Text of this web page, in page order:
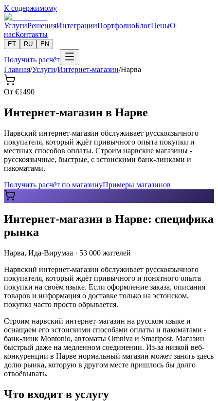
К содержимому
УслугиРешенияИнтеграцииПортфолиоБлогЦеныО
насКонтакты
ET RU EN
Получить расчёт
Главная/Услуги/Интернет-магазин/Нарва
От €1490
Интернет-магазин в Нарве
Нарвский интернет-магазин обслуживает русскоязычного
покупателя, который ждёт привычного опыта покупки и
местных способов оплаты. Строим нарвские магазины -
русскоязычные, быстрые, с эстонскими банк-линками и
пакоматами.
Получить расчёт по магазинуПримеры магазинов
Интернет-магазин в Нарве: специфика
рынка
Нарва, Ида-Вирумаа · 53 000 жителей
Нарвский интернет-магазин обслуживает русскоязычного
покупателя, который ждёт привычного и понятного опыта
покупки на своём языке. Если оформление заказа, описания
товаров и информация о доставке только на эстонском,
покупка часто просто обрывается.
Строим нарвский интернет-магазин на русском языке и
оснащаем его эстонскими способами оплаты и пакоматами -
банк-линк Montonio, автоматы Omniva и Smartpost. Магазин
быстрый даже на медленном соединении. Из-за низкой веб-
конкуренции в Нарве нормальный магазин может занять здесь
долю рынка, которую в другом месте пришлось бы долго
отвоёвывать.
Что входит в услугу